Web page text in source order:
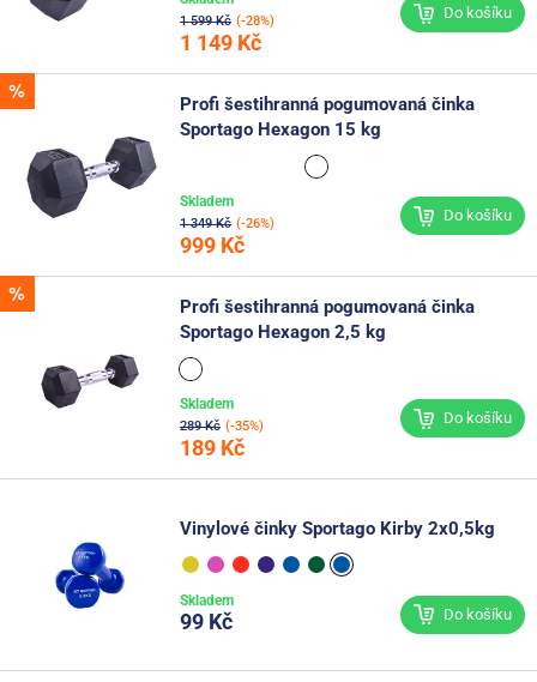
1 599 Kč (-28%)
1 149 Kč
Do košíku
Profi šestihranná pogumovaná činka
Sportago Hexagon 15 kg
1 349 Kč (-26%)
999 Kč
Skladem
Do košíku
Profi šestihranná pogumovaná činka
Sportago Hexagon 2,5 kg
289 Kč (-35%)
189 Kč
Skladem
Do košíku
Vinylové činky Sportago Kirby 2x0,5kg
99 Kč
Skladem
Do košíku